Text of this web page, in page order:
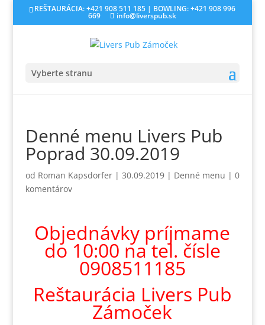
REŠTAURÁCIA: +421 908 511 185 | BOWLING: +421 908 996
669 info@liverspub.sk
Vyberte stranu
Denné menu Livers Pub
Poprad 30.09.2019
od Roman Kapsdorfer| 30.09.2019| Denné menu | 0
komentárov
Objednávky príjmame
do 10:00 na tel. čísle
0908511185
Reštaurácia Livers Pub
Zámoček